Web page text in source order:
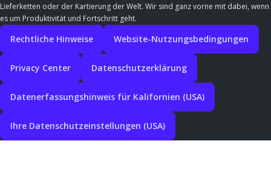
Lieferketten oder der Kartierung der Welt. Wir sind ganz vorne mit dabei, wenn
es um Produktivität und Fortschritt geht.
Rechtliche Hinweise Website-Nutzungsbedingungen
Privacy Center Datenschutzerklärung
Datenerfassungshinweis für Kalifornien (USA)
Ihre Datenschutzeinstellungen (USA)